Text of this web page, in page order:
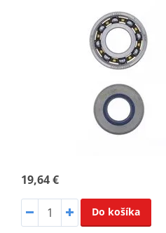
19,64 €
Do košíka